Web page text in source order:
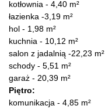
kotłownia - 4,40 m²
łazienka -3,19 m²
hol - 1,98 m²
kuchnia - 10,12 m²
salon z jadalnią -22,23 m²
schody - 5,51 m²
garaż - 20,39 m²
Piętro:
komunikacja - 4,85 m²